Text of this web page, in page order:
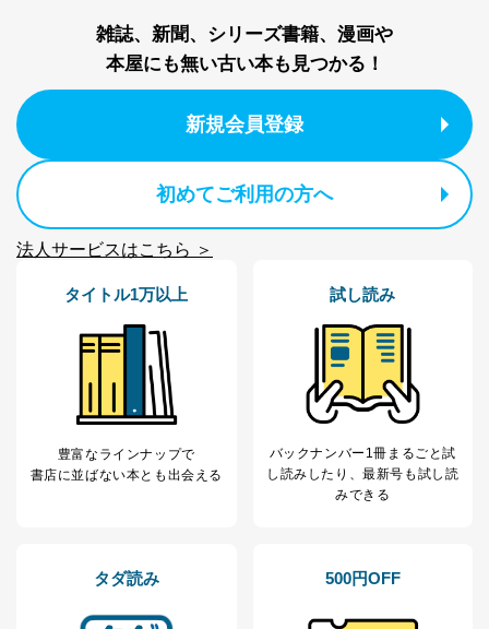
雑誌、新聞、シリーズ書籍、漫画や
本屋にも無い古い本も見つかる！
新規会員登録
初めてご利用の方へ
法人サービスはこちら ＞
タイトル1万以上
豊富なラインナップで
書店に並ばない本とも出会える
試し読み
バックナンバー1冊まるごと試
し読み したり、最新号も試し読
みできる
タダ読み 500円OFF